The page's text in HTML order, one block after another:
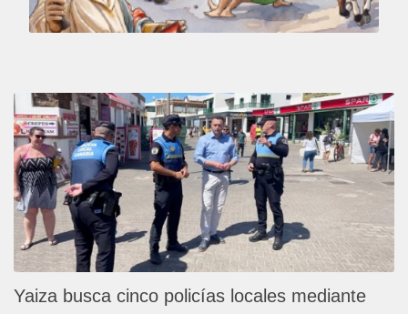
Yaiza busca cinco policías locales mediante